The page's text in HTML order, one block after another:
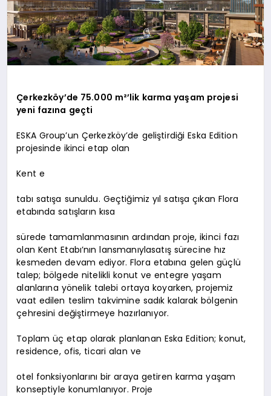
SIYASET
SPOR
TEKNOLOJI
Çerkezköy’de 75.000 m²’lik karma yaşam projesi
yeni fazına geçti
ESKA Group’un Çerkezköy’de geliştirdiği Eska Edition
projesinde ikinci etap olan
Kent e
tabı satışa sunuldu. Geçtiğimiz yıl satışa çıkan Flora
etabında satışların kısa
sürede tamamlanmasının ardından proje, ikinci fazı
olan Kent Etabı’nın lansmanıylasatış sürecine hız
kesmeden devam ediyor. Flora etabına gelen güçlü
talep; bölgede nitelikli konut ve entegre yaşam
alanlarına yönelik talebi ortaya koyarken, projemiz
vaat edilen teslim takvimine sadık kalarak bölgenin
çehresini değiştirmeye hazırlanıyor.
Toplam üç etap olarak planlanan Eska Edition; konut,
residence, ofis, ticari alan ve
otel fonksiyonlarını bir araya getiren karma yaşam
konseptiyle konumlanıyor. Proje